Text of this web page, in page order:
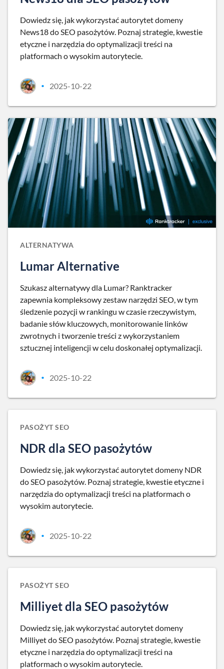
Dowiedz się, jak wykorzystać autorytet domeny
News18 do SEO pasożytów. Poznaj strategie, kwestie
etyczne i narzędzia do optymalizacji treści na
platformach o wysokim autorytecie.
• 2025-10-22
ALTERNATYWA
Lumar Alternative
Szukasz alternatywy dla Lumar? Ranktracker
zapewnia kompleksowy zestaw narzędzi SEO, w tym
śledzenie pozycji w rankingu w czasie rzeczywistym,
badanie słów kluczowych, monitorowanie linków
zwrotnych i tworzenie treści z wykorzystaniem
sztucznej inteligencji w celu doskonałej optymalizacji.
• 2025-10-22
PASOŻYT SEO
NDR dla SEO pasożytów
Dowiedz się, jak wykorzystać autorytet domeny NDR
do SEO pasożytów. Poznaj strategie, kwestie etyczne i
narzędzia do optymalizacji treści na platformach o
wysokim autorytecie.
• 2025-10-22
PASOŻYT SEO
Milliyet dla SEO pasożytów
Dowiedz się, jak wykorzystać autorytet domeny
Milliyet do SEO pasożytów. Poznaj strategie, kwestie
etyczne i narzędzia do optymalizacji treści na
platformach o wysokim autorytecie.